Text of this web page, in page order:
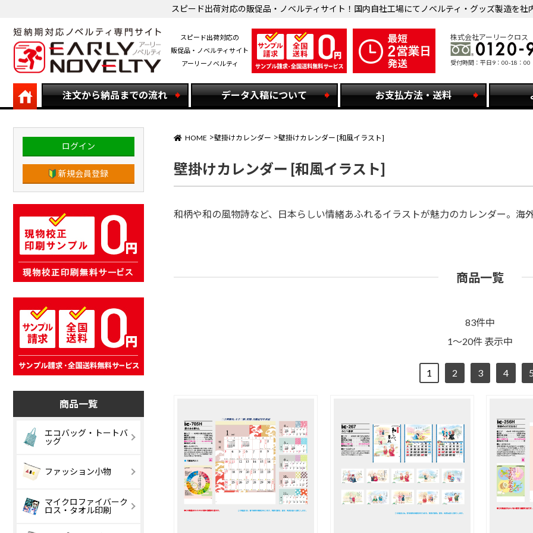
スピード出荷対応の販促品・ノベルティサイト！国内自社工場にてノベルティ・グッズ製造を社
スピード出荷対応の
販促品・ノベルティサイト
アーリーノベルティ
株式会社アーリークロス
受付時間：平日9：00-18：
注文から納品までの流れ データ入稿について お支払方法・送料
ログイン
新規会員登録
商品一覧
エコバッグ・トートバ
ッグ
コットンバッグ
キャンバスバッ
グ
不織布バッグ
ッグ
ナイロンバッグ ジュートバッグ クリアバッグ その他
ファッション小物
ベーシックポー
チ
フラットポーチ 巾着ポーチ ランチバッグ
マイクロファイバーク
ロス・タオル印刷
HOME 壁掛けカレンダー 壁掛けカレンダー [和風イラスト]
壁掛けカレンダー [和風イラスト]
和柄や和の風物詩など、日本らしい情緒あふれるイラストが魅力のカレンダー。海
商品一覧
83件中
1～20件 表示中
1 2 3 4